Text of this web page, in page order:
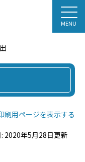
刷用ページを表示する
2020年5月28日更新